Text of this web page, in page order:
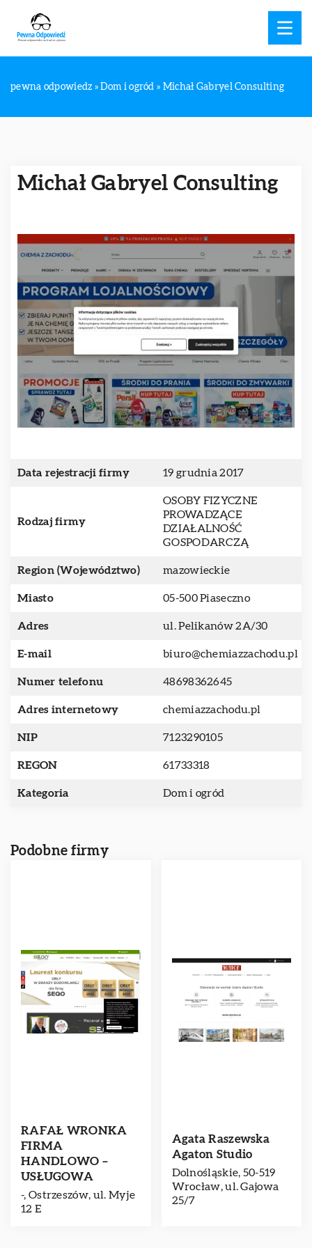
pewna odpowiedz »Dom i ogród » Michał Gabryel Consulting
Michał Gabryel Consulting
Data rejestracji firmy 19 grudnia 2017
Rodzaj firmy
OSOBY FIZYCZNE
PROWADZĄCE
DZIAŁALNOŚĆ
GOSPODARCZĄ
Region (Województwo) mazowieckie
Miasto 05-500 Piaseczno
Adres ul. Pelikanów 2A/30
E-mail biuro@chemiazzachodu.pl
Numer telefonu 48698362645
Adres internetowy chemiazzachodu.pl
NIP 7123290105
REGON 61733318
Kategoria Dom i ogród
Podobne firmy
RAFAŁ WRONKA
FIRMA
HANDLOWO –
USŁUGOWA
-, Ostrzeszów, ul. Myje
12 E
Agata Raszewska
Agaton Studio
Dolnośląskie, 50-519
Wrocław, ul. Gajowa
25/7